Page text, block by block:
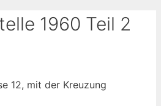
1960 Teil 2
12, mit der Kreuzung